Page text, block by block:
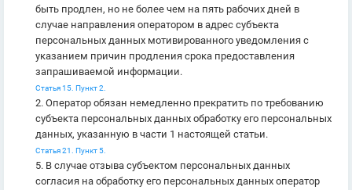
быть продлен, но не более чем на пять рабочих дней в
случае направления оператором в адрес субъекта
персональных данных мотивированного уведомления с
указанием причин продления срока предоставления
запрашиваемой информации.
Статья 15. Пункт 2.
2. Оператор обязан немедленно прекратить по требованию
субъекта персональных данных обработку его персональных
данных, указанную в части 1 настоящей статьи.
Статья 21. Пункт 5.
5. В случае отзыва субъектом персональных данных
согласия на обработку его персональных данных оператор